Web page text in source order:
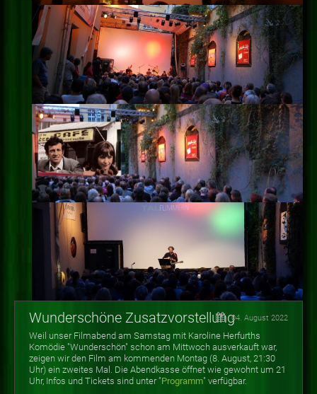
Wunderschöne Zusatzvorstellung04. August 2022
Weil unser Filmabend am Samstag mit Karoline Herfurths
Komödie "Wunderschön" schon am Mittwoch ausverkauft war,
zeigen wir den Film am kommenden Montag (8. August, 21:30
Uhr) ein zweites Mal. Die Abendkasse öffnet wie gewohnt um 21
Uhr, Infos und Tickets sind unter "Programm" verfügbar.